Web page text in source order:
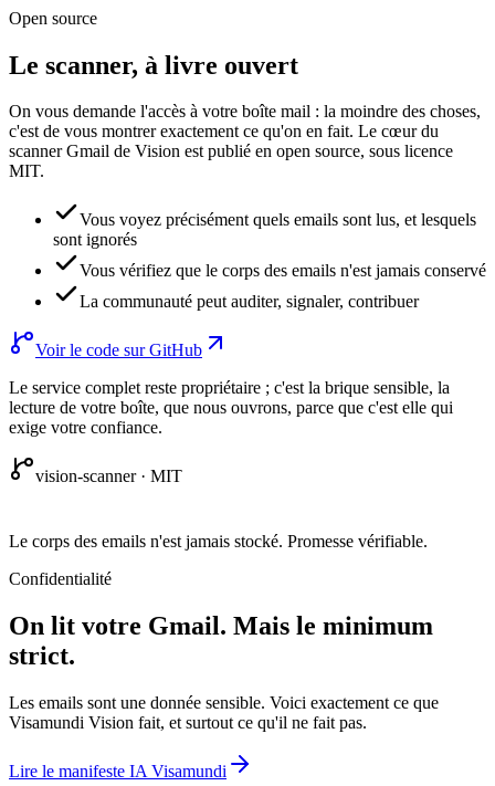
Open source
Le scanner, à livre ouvert
On vous demande l'accès à votre boîte mail : la moindre des choses,
c'est de vous montrer exactement ce qu'on en fait. Le cœur du
scanner Gmail de Vision est publié en open source, sous licence
MIT.
Vous voyez précisément quels emails sont lus, et lesquels
sont ignorés
Vous vérifiez que le corps des emails n'est jamais conservé
La communauté peut auditer, signaler, contribuer
Voir le code sur GitHub
Le service complet reste propriétaire ; c'est la brique sensible, la
lecture de votre boîte, que nous ouvrons, parce que c'est elle qui
exige votre confiance.
vision-scanner · MIT
Le corps des emails n'est jamais stocké. Promesse vérifiable.
Confidentialité
On lit votre Gmail. Mais le minimum
strict.
Les emails sont une donnée sensible. Voici exactement ce que
Visamundi Vision fait, et surtout ce qu'il ne fait pas.
Lire le manifeste IA Visamundi